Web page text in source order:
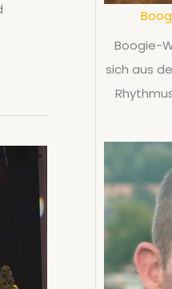
Boogie-
sich aus